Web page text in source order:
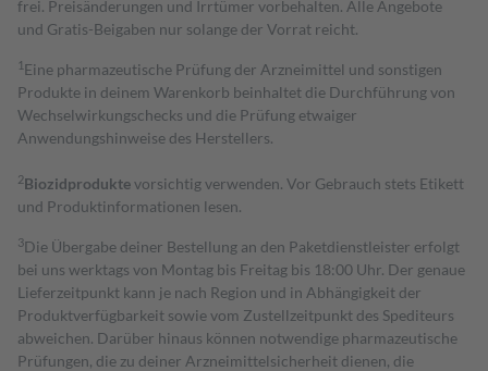
frei. Preisänderungen und Irrtümer vorbehalten. Alle Angebote
und Gratis-Beigaben nur solange der Vorrat reicht.
1 Eine pharmazeutische Prüfung der Arzneimittel und sonstigen
Produkte in deinem Warenkorb beinhaltet die Durchführung von
Wechselwirkungschecks und die Prüfung etwaiger
Anwendungshinweise des Herstellers.
2Biozidproduktevorsichtig verwenden. Vor Gebrauch stets Etikett
und Produktinformationen lesen.
3Die Übergabe deiner Bestellung an den Paketdienstleister erfolgt
bei uns werktags von Montag bis Freitag bis 18:00 Uhr. Der genaue
Lieferzeitpunkt kann je nach Region und in Abhängigkeit der
Produktverfügbarkeit sowie vom Zustellzeitpunkt des Spediteurs
abweichen. Darüber hinaus können notwendige pharmazeutische
Prüfungen, die zu deiner Arzneimittelsicherheit dienen, die